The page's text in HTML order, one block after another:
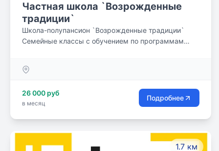
Частная школа `Возрожденные
традиции`
Школа-полупансион `Возрожденные традиции`
Семейные классы с обучением по программам
спортивной школе с получением документов
продленка. Подготовка домашних заданий.
Трансфер в/из школы. Полноценное трехразовое
26 000 руб
в месяц
Подробнее
1.7 км